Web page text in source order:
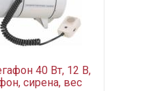
40 Вт, 12 В,
сирена, вес